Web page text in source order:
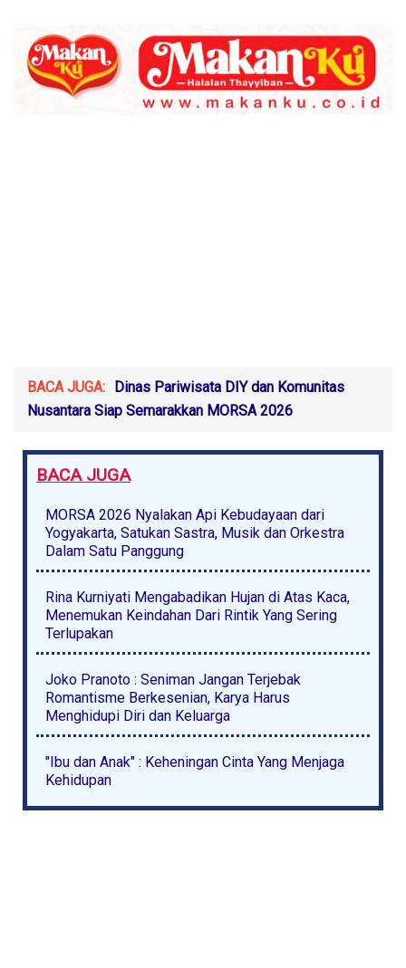
BACA JUGA:
Dinas Pariwisata DIY dan Komunitas
Nusantara Siap Semarakkan MORSA 2026
BACA JUGA
MORSA 2026 Nyalakan Api Kebudayaan dari
Yogyakarta, Satukan Sastra, Musik dan Orkestra
Dalam Satu Panggung
Rina Kurniyati Mengabadikan Hujan di Atas Kaca,
Menemukan Keindahan Dari Rintik Yang Sering
Terlupakan
Joko Pranoto : Seniman Jangan Terjebak
Romantisme Berkesenian, Karya Harus
Menghidupi Diri dan Keluarga
"Ibu dan Anak" : Keheningan Cinta Yang Menjaga
Kehidupan